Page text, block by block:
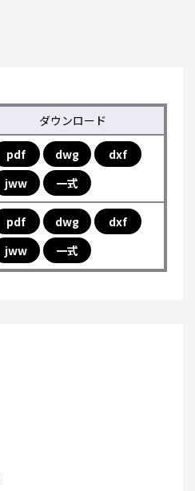
ダウンロード
pdf dwg
dxf
jww
一式
pdf dwg
dxf
jww
一式